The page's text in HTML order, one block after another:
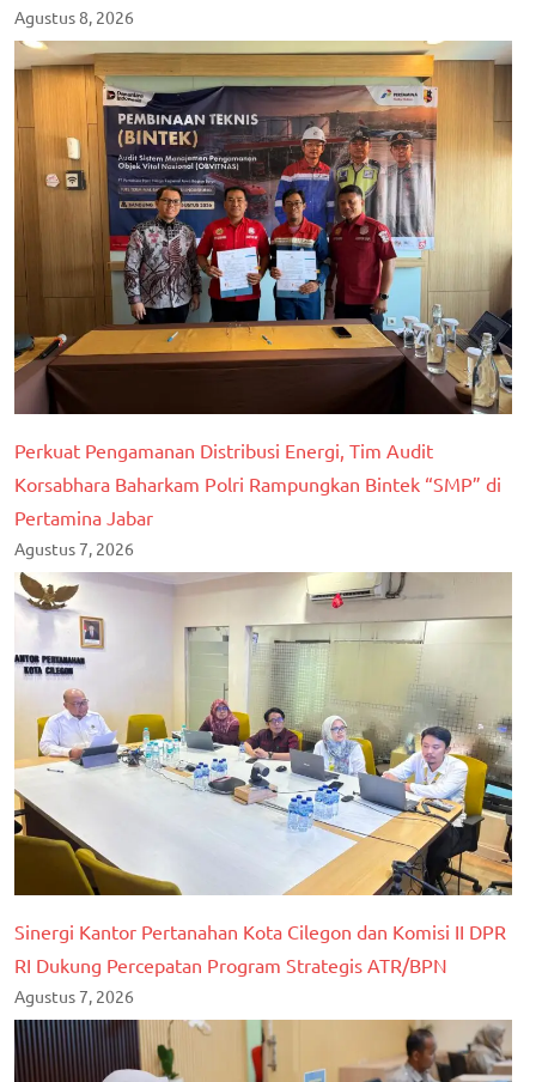
Agustus 8, 2026
Perkuat Pengamanan Distribusi Energi, Tim Audit
Korsabhara Baharkam Polri Rampungkan Bintek “SMP” di
Pertamina Jabar
Agustus 7, 2026
Sinergi Kantor Pertanahan Kota Cilegon dan Komisi II DPR
RI Dukung Percepatan Program Strategis ATR/BPN
Agustus 7, 2026